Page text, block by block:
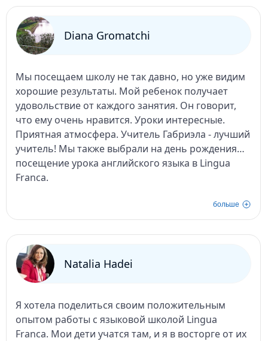
чудесное приключение для моей малышки!
повезло. За месяц Ани превратила невозможное
в радость и уверенность. Огромное вам спасибо!
Diana Gromatchi
Мы посещаем школу не так давно, но уже видим
хорошие результаты. Мой ребенок получает
удовольствие от каждого занятия. Он говорит,
что ему очень нравится. Уроки интересные.
Приятная атмосфера. Учитель Габриэла - лучший
учитель! Мы также выбрали на день рождения
посещение урока английского языка в Lingua
Franca.
больше
Natalia Hadei
Я хотела поделиться своим положительным
опытом работы с языковой школой Lingua
Franca. Мои дети учатся там, и я в восторге от их